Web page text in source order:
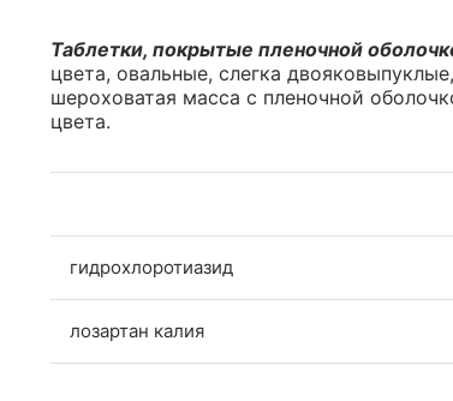
Таблетки, покрытые пленочной
цвета, овальные, слегка
шероховатая масса с пленочной
цвета.
гидрохлоротиазид
лозартан калия